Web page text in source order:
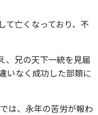
て亡くなっており、不
、兄の天下一統を見届
いなく成功した部類に
は、永年の苦労が報わ